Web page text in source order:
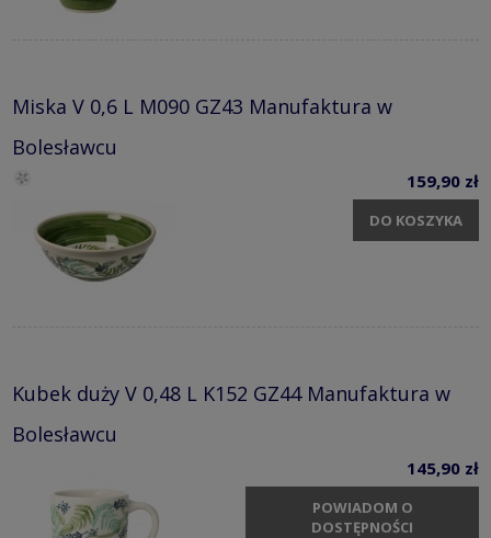
Miska V 0,6 L M090 GZ43 Manufaktura w
Bolesławcu
159,90 zł
DO KOSZYKA
Kubek duży V 0,48 L K152 GZ44 Manufaktura w
Bolesławcu
145,90 zł
POWIADOM O
DOSTĘPNOŚCI